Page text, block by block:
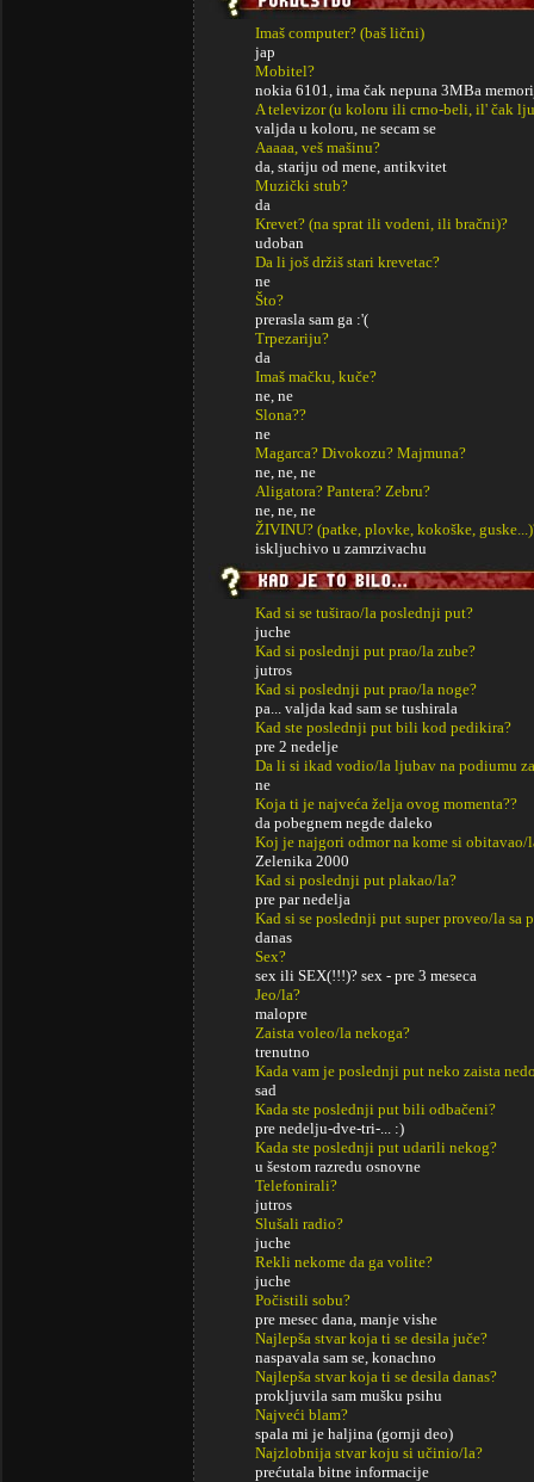
Imaš computer? (baš lični)
jap
Mobitel?
nokia 6101, ima čak nepuna 3MBa
A televizor (u koloru ili crno-beli, il' čak
valjda u koloru, ne secam se
Aaaaa, veš mašinu?
da, stariju od mene, antikvitet
Muzički stub?
da
Krevet? (na sprat ili vodeni, ili bračni)?
udoban
Da li još držiš stari krevetac?
ne
Što?
prerasla sam ga :'(
Trpezariju?
da
Imaš mačku, kuče?
ne, ne
Slona??
ne
Magarca? Divokozu? Majmuna?
ne, ne, ne
Aligatora? Pantera? Zebru?
ne, ne, ne
ŽIVINU? (patke, plovke, kokoške,
iskljuchivo u zamrzivachu
Kad si se tuširao/la poslednji put?
juche
Kad si poslednji put prao/la zube?
jutros
Kad si poslednji put prao/la noge?
pa... valjda kad sam se tushirala
Kad ste poslednji put bili kod pedikira?
pre 2 nedelje
Da li si ikad vodio/la ljubav na podiumu
ne
Koja ti je najveća želja ovog momenta??
da pobegnem negde daleko
Koj je najgori odmor na kome si obitavao/
Zelenika 2000
Kad si poslednji put plakao/la?
pre par nedelja
Kad si se poslednji put super proveo/la sa
danas
Sex?
sex ili SEX(!!!)? sex - pre 3 meseca
Jeo/la?
malopre
Zaista voleo/la nekoga?
trenutno
Kada vam je poslednji put neko zaista
sad
Kada ste poslednji put bili odbačeni?
pre nedelju-dve-tri-... :)
Kada ste poslednji put udarili nekog?
u šestom razredu osnovne
Telefonirali?
jutros
Slušali radio?
juche
Rekli nekome da ga volite?
juche
Počistili sobu?
pre mesec dana, manje vishe
Najlepša stvar koja ti se desila juče?
naspavala sam se, konachno
Najlepša stvar koja ti se desila danas?
prokljuvila sam mušku psihu
Najveći blam?
spala mi je haljina (gornji deo)
Najzlobnija stvar koju si učinio/la?
prećutala bitne informacije